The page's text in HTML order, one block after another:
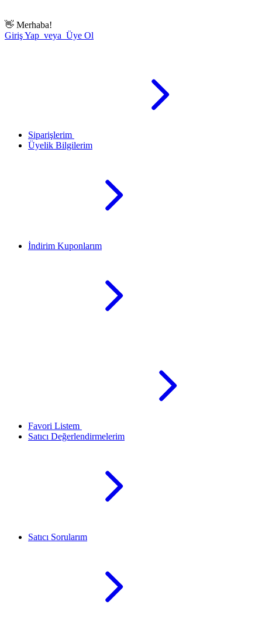
👋 Merhaba!
Giriş Yap veya Üye Ol
Siparişlerim
Üyelik Bilgilerim
İndirim Kuponlarım
Favori Listem
Satıcı Değerlendirmelerim
Satıcı Sorularım